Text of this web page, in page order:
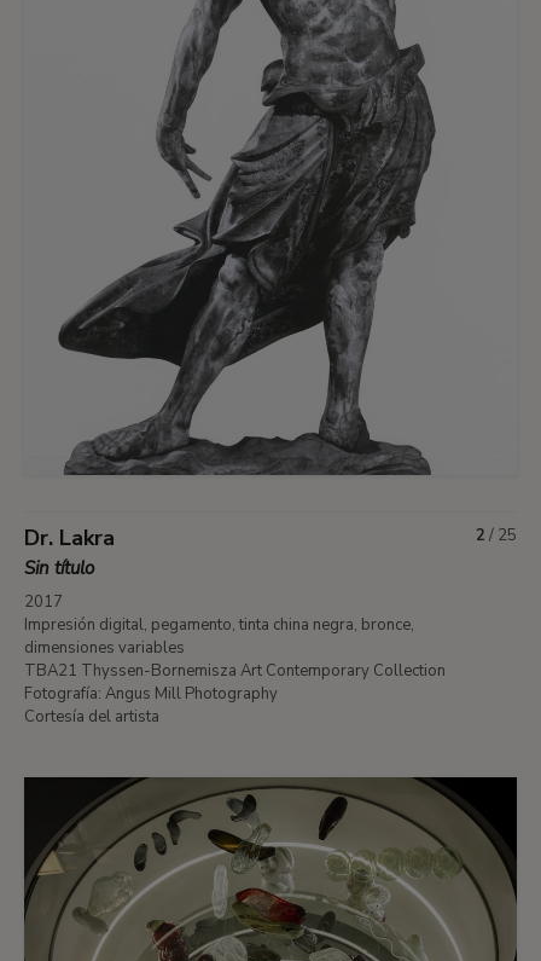
Dr. Lakra
Sin título
2017
Impresión digital, pegamento, tinta china negra, bronce,
dimensiones variables
TBA21 Thyssen-Bornemisza Art Contemporary Collection
Fotografía: Angus Mill Photography
Cortesía del artista
2 / 25